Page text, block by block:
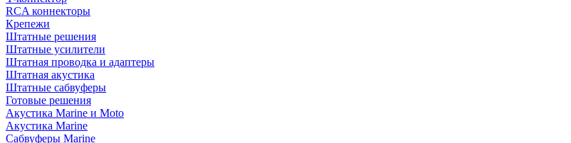
RCA коннекторы
Крепежи
Штатные решения
Штатные усилители
Штатная проводка и адаптеры
Штатная акустика
Штатные сабвуферы
Готовые решения
Акустика Marine и Moto
Акустика Marine
Сабвуферы Marine